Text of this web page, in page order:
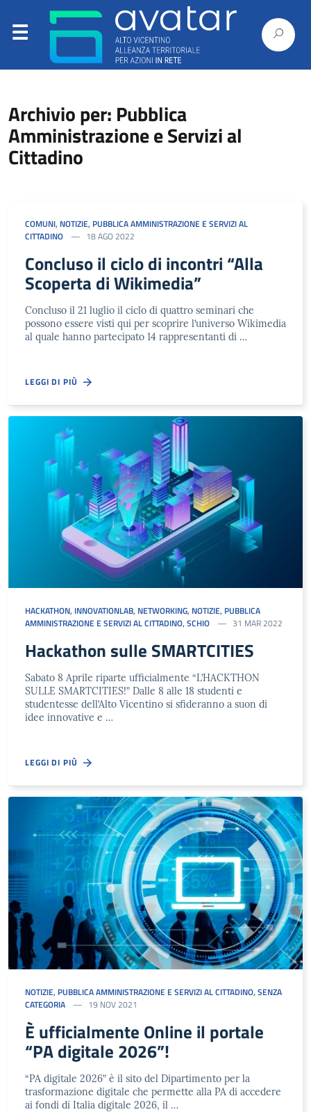
Archivio per: Pubblica
Amministrazione e Servizi al
Cittadino
COMUNI, NOTIZIE, PUBBLICA AMMINISTRAZIONE E SERVIZI AL
CITTADINO
18 AGO 2022
Concluso il ciclo di incontri “Alla
Scoperta di Wikimedia”
Concluso il 21 luglio il ciclo di quattro seminari che
possono essere visti qui per scoprire l’universo Wikimedia
al quale hanno partecipato 14 rappresentanti di …
LEGGI DI PIÙ
HACKATHON, INNOVATIONLAB, NETWORKING, NOTIZIE, PUBBLICA
AMMINISTRAZIONE E SERVIZI AL CITTADINO, SCHIO 31 MAR 2022
Hackathon sulle SMARTCITIES
Sabato 8 Aprile riparte ufficialmente “L’HACKTHON
SULLE SMARTCITIES!” Dalle 8 alle 18 studenti e
studentesse dell’Alto Vicentino si sfideranno a suon di
idee innovative e …
LEGGI DI PIÙ
NOTIZIE, PUBBLICA AMMINISTRAZIONE E SERVIZI AL CITTADINO, SENZA
CATEGORIA
19 NOV 2021
È ufficialmente Online il portale
“PA digitale 2026”!
“PA digitale 2026” è il sito del Dipartimento per la
trasformazione digitale che permette alla PA di accedere
ai fondi di Italia digitale 2026, il …